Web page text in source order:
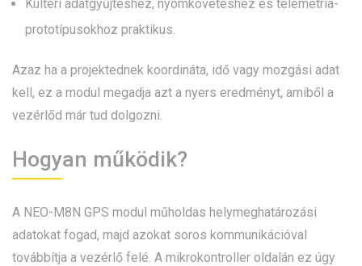
Kültéri adatgyűjtéshez, nyomkövetéshez és telemetria-
prototípusokhoz praktikus.
Azaz ha a projektednek koordináta, idő vagy mozgási adat
kell, ez a modul megadja azt a nyers eredményt, amiből a
vezérlőd már tud dolgozni.
Hogyan működik?
A NEO-M8N GPS modul műholdas helymeghatározási
adatokat fogad, majd azokat soros kommunikációval
továbbítja a vezérlő felé. A mikrokontroller oldalán ez úgy